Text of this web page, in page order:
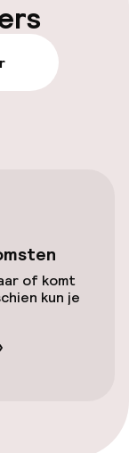
of komt
kun je